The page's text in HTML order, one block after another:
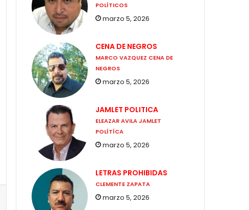
POLÍTICOS
marzo 5, 2026
CENA DE NEGROS
MARCO VAZQUEZ CENA DE
NEGROS
marzo 5, 2026
JAMLET POLITICA
ELEAZAR AVILA JAMLET
POLÍTÍCA
marzo 5, 2026
LETRAS PROHIBIDAS
CLEMENTE ZAPATA
marzo 5, 2026